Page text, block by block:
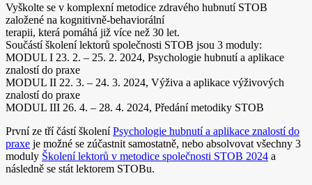
Vyškolte se v komplexní metodice zdravého hubnutí STOB
založené na kognitivně-behaviorální
terapii, která pomáhá již více než 30 let.
Součástí školení lektorů společnosti STOB jsou 3 moduly:
MODUL I 23. 2. – 25. 2. 2024, Psychologie hubnutí a aplikace
znalostí do praxe
MODUL II 22. 3. – 24. 3. 2024, Výživa a aplikace výživových
znalostí do praxe
MODUL III 26. 4. – 28. 4. 2024, Předání metodiky STOB
První ze tří částí školeníPsychologie hubnutí a aplikace znalostí do
praxe je možné se zúčastnit samostatně, nebo absolvovat všechny 3
moduly Školení lektorů v metodice společnosti STOB 2024 a
následně se stát lektorem STOBu.